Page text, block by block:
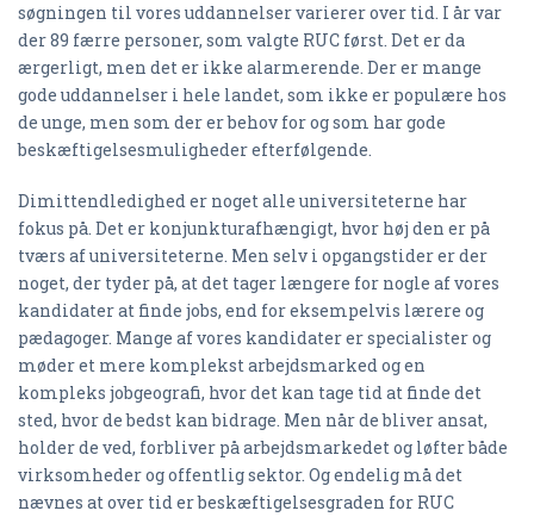
søgningen til vores uddannelser varierer over tid. I år var
der 89 færre personer, som valgte RUC først. Det er da
ærgerligt, men det er ikke alarmerende. Der er mange
gode uddannelser i hele landet, som ikke er populære hos
de unge, men som der er behov for og som har gode
beskæftigelsesmuligheder efterfølgende.
Dimittendledighed er noget alle universiteterne har
fokus på. Det er konjunkturafhængigt, hvor høj den er på
tværs af universiteterne. Men selv i opgangstider er der
noget, der tyder på, at det tager længere for nogle af vores
kandidater at finde jobs, end for eksempelvis lærere og
pædagoger. Mange af vores kandidater er specialister og
møder et mere komplekst arbejdsmarked og en
kompleks jobgeografi, hvor det kan tage tid at finde det
sted, hvor de bedst kan bidrage. Men når de bliver ansat,
holder de ved, forbliver på arbejdsmarkedet og løfter både
virksomheder og offentlig sektor. Og endelig må det
nævnes at over tid er beskæftigelsesgraden for RUC